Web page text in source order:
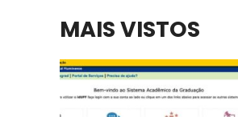
MAIS VISTOS